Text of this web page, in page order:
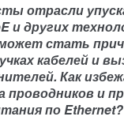
отрасли
и других
стать
кабелей и
Как
проводников и
по Ethernet?